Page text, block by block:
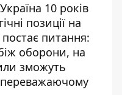
10 років
позиції на
питання:
оборони, на
зможуть